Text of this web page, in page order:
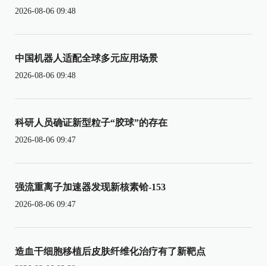
2026-08-06 09:48
中国机器人适配全球多元应用场景
2026-08-06 09:48
科研人员确证新型粒子“胶球”的存在
2026-08-06 09:47
强流重离子加速器发现新核素铪-153
2026-08-06 09:47
造血干细胞移植后皮肤纤维化治疗有了新靶点